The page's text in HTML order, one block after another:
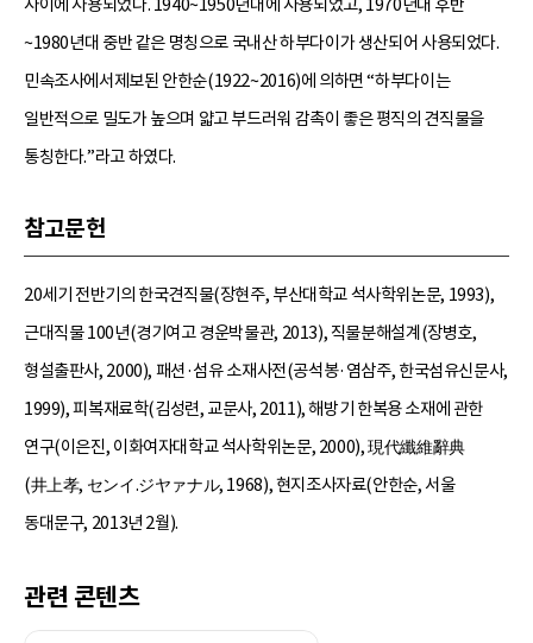
사이에 사용되었다. 1940~1950년대에 사용되었고, 1970년대 후반
~1980년대 중반 같은 명칭으로 국내산 하부다이가 생산되어 사용되었다.
민속조사에서제보된 안한순(1922~2016)에 의하면 “하부다이는
일반적으로 밀도가 높으며 얇고 부드러워 감촉이 좋은 평직의 견직물을
통칭한다.”라고 하였다.
참고문헌
20세기 전반기의 한국견직물(장현주, 부산대학교 석사학위논문, 1993),
근대직물 100년(경기여고 경운박물관, 2013), 직물분해설계(장병호,
형설출판사, 2000), 패션·섬유 소재사전(공석봉·염삼주, 한국섬유신문사,
1999), 피복재료학(김성련, 교문사, 2011), 해방기 한복용 소재에 관한
연구(이은진, 이화여자대학교 석사학위논문, 2000), 現代纖維辭典
(井上孝, センイ.ジヤァナル, 1968), 현지조사자료(안한순, 서울
동대문구, 2013년 2월).
관련 콘텐츠